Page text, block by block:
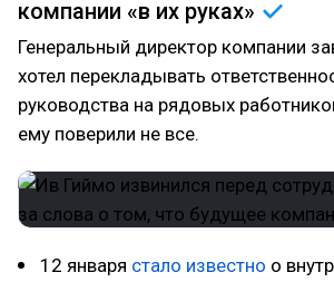
компании «в их руках»
Генеральный директор компании
хотел перекладывать
руководства на рядовых
ему поверили не все.
12 января стало известно о